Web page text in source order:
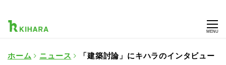
MENU
ホーム ニュース
「建築討論」にキハラのインタビュー